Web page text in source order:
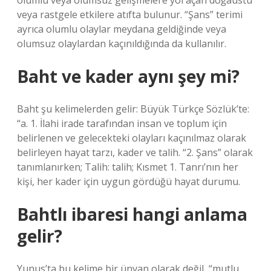
veya rastgele etkilere atıfta bulunur. “Şans” terimi
ayrıca olumlu olaylar meydana geldiğinde veya
olumsuz olaylardan kaçınıldığında da kullanılır.
Baht ve kader aynı şey mi?
Baht şu kelimelerden gelir: Büyük Türkçe Sözlük’te:
“a. 1. İlahi irade tarafından insan ve toplum için
belirlenen ve gelecekteki olayları kaçınılmaz olarak
belirleyen hayat tarzı, kader ve talih. “2. Şans” olarak
tanımlanırken; Talih: talih; Kısmet 1. Tanrı’nın her
kişi, her kader için uygun gördüğü hayat durumu.
Bahtlı ibaresi hangi anlama
gelir?